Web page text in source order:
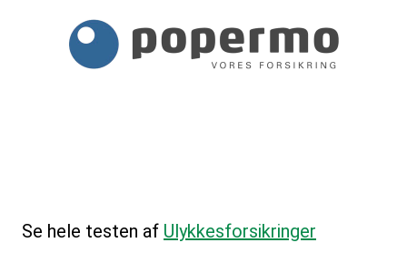
Se hele testen af Ulykkesforsikringer